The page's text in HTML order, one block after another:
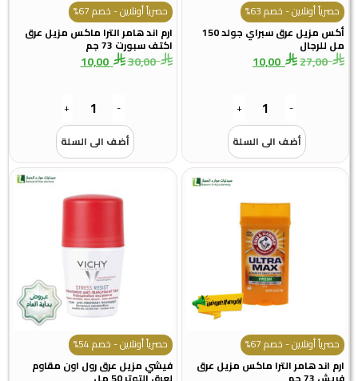
حصرياً أونلاين - خصم 63%
أكس مزيل عرق سبراي جولد 150
مل للرجال
27,00
10,00
-
+
أضف الى السلة
حصرياً أونلاين - خصم 67%
ارم اند هامر الترا ماكس مزيل عرق
اكتف سبورت 73 جم
30,00
10,00
-
+
أضف الى السلة
حصرياً أونلاين - خصم 67%
ارم اند هامر الترا ماكس مزيل عرق
حصرياً أونلاين - خصم 54%
فيشي مزيل عرق رول اون مقاوم